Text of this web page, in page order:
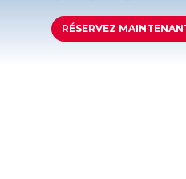
RÉSERVEZ